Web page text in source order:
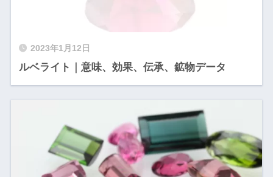
2023年1月12日
ルベライト｜意味、効果、伝承、鉱物データ